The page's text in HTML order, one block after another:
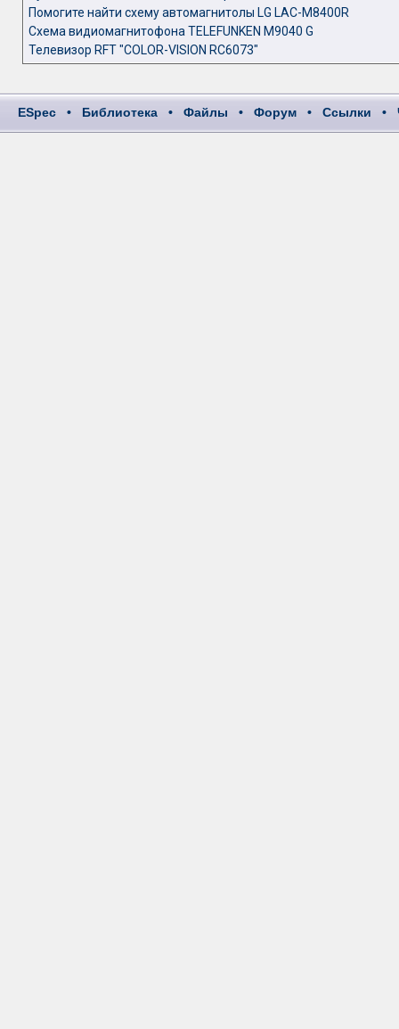
Помогите найти схему автомагнитолы LG LAC-M8400R
Схема видиомагнитофона TELEFUNKEN M9040 G
Телевизор RFT "COLOR-VISION RC6073"
ESpec • Библиотека • Файлы • Форум • Ссылки •